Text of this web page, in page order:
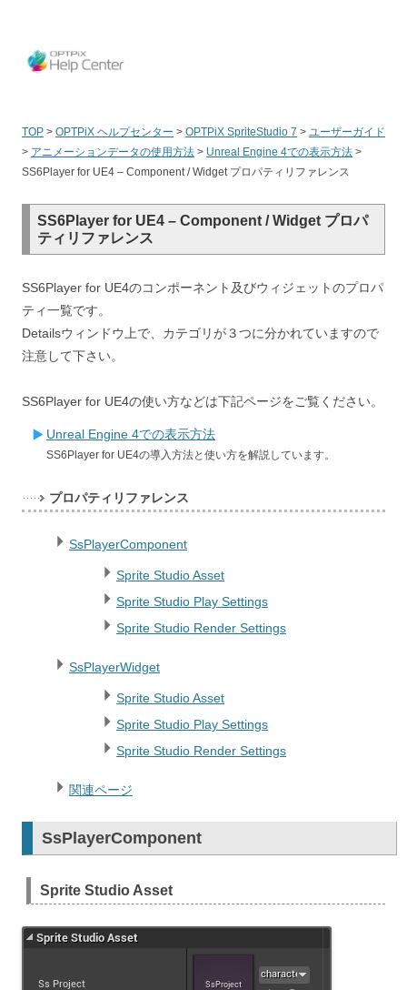
TOP > OPTPiX ヘルプセンター > OPTPiX SpriteStudio 7 > ユーザーガイド
> アニメーションデータの使用方法 > Unreal Engine 4での表示方法 >
SS6Player for UE4 – Component / Widget プロパティリファレンス
SS6Player for UE4 – Component / Widget プロパ
ティリファレンス
SS6Player for UE4のコンポーネント及びウィジェットのプロパ
ティ一覧です。
Detailsウィンドウ上で、カテゴリが３つに分かれていますので
注意して下さい。
SS6Player for UE4の使い方などは下記ページをご覧ください。
Unreal Engine 4での表示方法
SS6Player for UE4の導入方法と使い方を解説しています。
プロパティリファレンス
SsPlayerComponent
Sprite Studio Asset
Sprite Studio Play Settings
Sprite Studio Render Settings
SsPlayerWidget
Sprite Studio Asset
Sprite Studio Play Settings
Sprite Studio Render Settings
関連ページ
SsPlayerComponent
Sprite Studio Asset